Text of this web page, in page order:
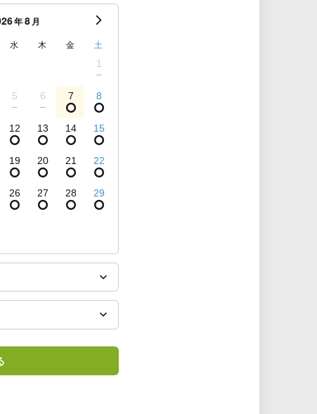
年8月
水 木 金 土
1
5 6 7 8
12 13 14 15
19 20 21 22
26 27 28 29